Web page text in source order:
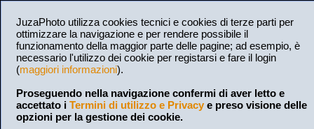
JuzaPhoto utilizza cookies tecnici e cookies di terze parti per
ottimizzare la navigazione e per rendere possibile il
funzionamento della maggior parte delle pagine; ad esempio, è
necessario l'utilizzo dei cookie per registarsi e fare il login
(maggiori informazioni).
Proseguendo nella navigazione confermi di aver letto e
accettato i Termini di utilizzo e Privacy e preso visione delle
opzioni per la gestione dei cookie.